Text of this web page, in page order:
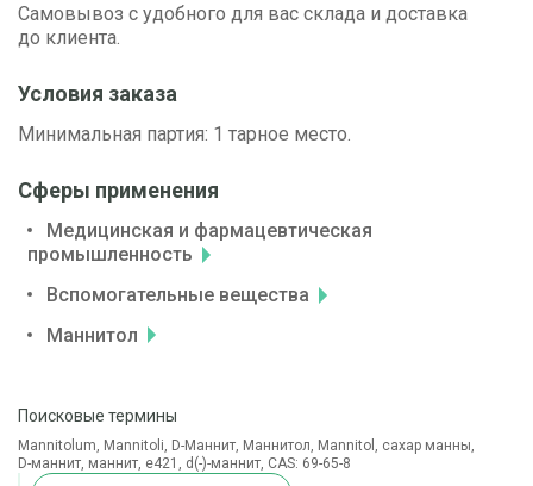
Самовывоз с удобного для вас склада и доставка
до клиента.
Условия заказа
Минимальная партия: 1 тарное место.
Сферы применения
Медицинская и фармацевтическая
промышленность
Вспомогательные вещества
Маннитол
Поисковые термины
Mannitolum, Mannitoli, D-Маннит, Маннитол, Mannitol, сахар манны,
D-маннит, маннит, е421, d(-)-маннит, CAS: 69-65-8